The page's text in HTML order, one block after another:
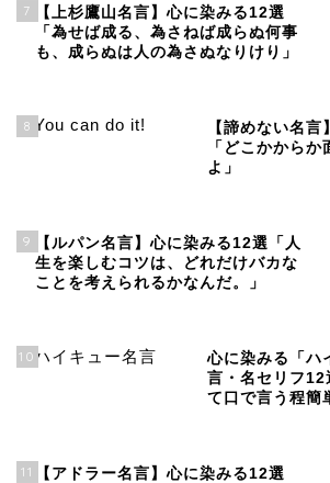
7
【上杉鷹山名言】心に染みる12選
「為せば成る、為さねば成らぬ何事
も、成らぬは人の為さぬなりけり」
8
【諦めない名
「どこかから
よ」
9
【ルパン名言】心に染みる12選「人
生を楽しむコツは、どれだけバカな
ことを考えられるかなんだ。」
10
心に染みる「ハ
言・名セリフ12
て口で言う程簡
11
【アドラー名言】心に染みる12選